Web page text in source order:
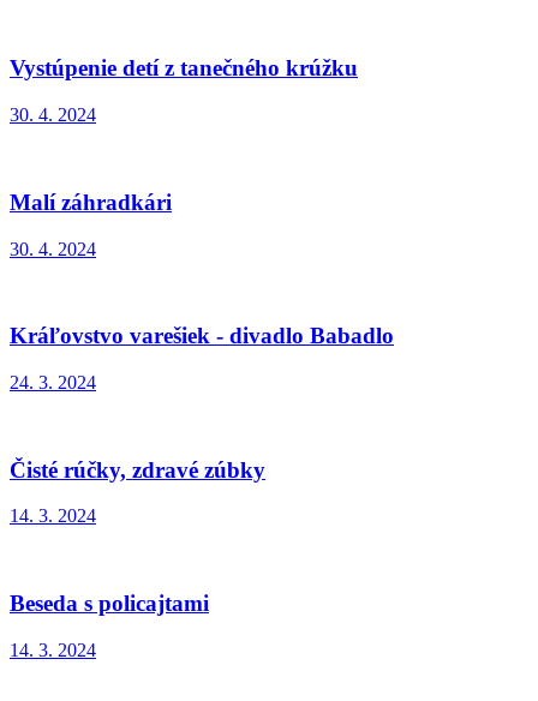
Vystúpenie detí z tanečného krúžku
30. 4. 2024
Malí záhradkári
30. 4. 2024
Kráľovstvo varešiek - divadlo Babadlo
24. 3. 2024
Čisté rúčky, zdravé zúbky
14. 3. 2024
Beseda s policajtami
14. 3. 2024